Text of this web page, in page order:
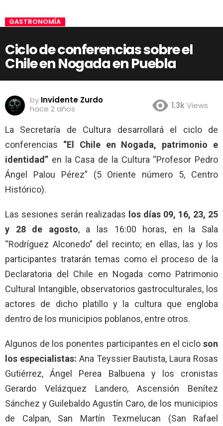
GASTRONOMÍA
Ciclo de conferencias sobre el
Chile en Nogada en Puebla
by Invidente Zurdo
hace 2 años
1.3kViews
La Secretaría de Cultura desarrollará el ciclo de
conferencias “El Chile en Nogada, patrimonio e
identidad” en la Casa de la Cultura “Profesor Pedro
Ángel Palou Pérez” (5 Oriente número 5, Centro
Histórico).
Las sesiones serán realizadas los días 09, 16, 23, 25
y 28 de agosto, a las 16:00 horas, en la Sala
“Rodríguez Alconedo” del recinto; en ellas, las y los
participantes tratarán temas como el proceso de la
Declaratoria del Chile en Nogada como Patrimonio
Cultural Intangible, observatorios gastroculturales, los
actores de dicho platillo y la cultura que engloba
dentro de los municipios poblanos, entre otros.
Algunos de los ponentes participantes en el ciclo son
los especialistas: Ana Teyssier Bautista, Laura Rosas
Gutiérrez, Ángel Perea Balbuena y los cronistas
Gerardo Velázquez Landero, Ascensión Benítez
Sánchez y Guilebaldo Agustín Caro, de los municipios
de Calpan, San Martín Texmelucan (San Rafael